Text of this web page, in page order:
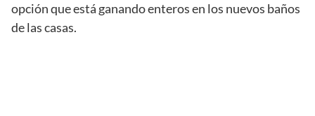
opción que está ganando enteros en los nuevos baños
de las casas.